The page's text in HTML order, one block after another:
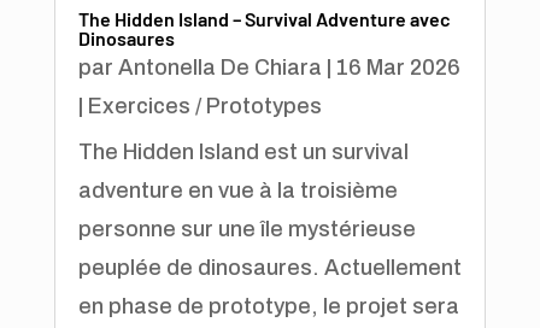
The Hidden Island – Survival Adventure avec
Dinosaures
par Antonella De Chiara | 16 Mar 2026
| Exercices / Prototypes
The Hidden Island est un survival
adventure en vue à la troisième
personne sur une île mystérieuse
peuplée de dinosaures. Actuellement
en phase de prototype, le projet sera